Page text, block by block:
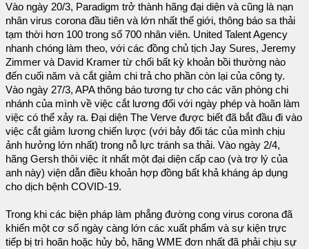
Vào ngày 20/3, Paradigm trở thành hãng đại diện và cũng là nạn
nhân virus corona đầu tiên và lớn nhất thế giới, thông báo sa thải
tạm thời hơn 100 trong số 700 nhân viên. United Talent Agency
nhanh chóng làm theo, với các đồng chủ tịch Jay Sures, Jeremy
Zimmer và David Kramer từ chối bất kỳ khoản bồi thường nào
đến cuối năm và cắt giảm chi trả cho phần còn lại của công ty.
Vào ngày 27/3, APA thông báo tương tự cho các văn phòng chi
nhánh của mình về việc cắt lương đối với ngày phép và hoãn làm
việc có thể xảy ra. Đại diện The Verve được biết đã bắt đầu đi vào
việc cắt giảm lương chiến lược (với bảy đối tác của mình chịu
ảnh hưởng lớn nhất) trong nỗ lực tránh sa thải. Vào ngày 2/4,
hãng Gersh thôi việc ít nhất một đại diện cấp cao (và trợ lý của
anh này) viện dẫn điều khoản hợp đồng bất khả kháng áp dụng
cho dịch bệnh COVID-19.
Trong khi các biện pháp làm phẳng đường cong virus corona đã
khiến một cơ số ngày càng lớn các xuất phẩm và sự kiện trực
tiếp bị trì hoãn hoặc hủy bỏ, hãng WME đơn nhất đã phải chịu sự